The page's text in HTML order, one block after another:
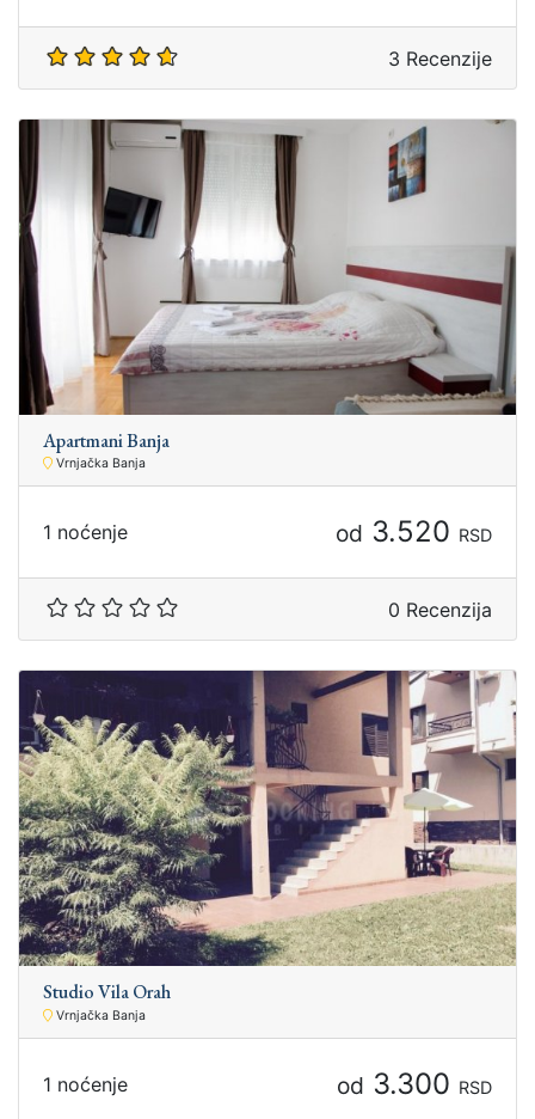
3 Recenzije
Apartmani Banja
Vrnjačka Banja
1 noćenje od 3.520 RSD
0 Recenzija
Studio Vila Orah
Vrnjačka Banja
1 noćenje od 3.300 RSD